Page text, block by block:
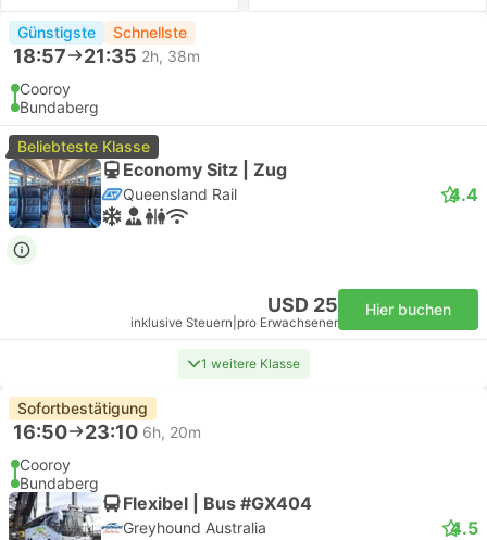
Günstigste Schnellste
18:57 21:35 2h, 38m
Cooroy
Bundaberg
Beliebteste Klasse
Economy Sitz | Zug
Queensland Rail 4.4
USD 25
inklusive Steuern pro Erwachsener
Hier buchen
1 weitere Klasse
Sofortbestätigung
16:50 23:10 6h, 20m
Cooroy
Bundaberg
Flexibel | Bus #GX404
Greyhound Australia 4.5